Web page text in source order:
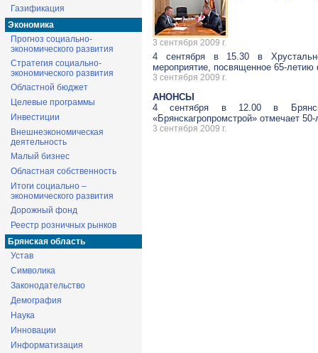
Газификация
Экономика
Прогноз социально-
экономического развития
Стратегия социально-
экономического развития
Областной бюджет
Целевые программы
Инвестиции
Внешнеэкономическая
деятельность
Малый бизнес
Областная собственность
Итоги социально –
экономического развития
Дорожный фонд
Реестр розничных рынков
Брянская область
Устав
Символика
Законодательство
Демография
Наука
Инновации
Информатизация
3 сентября 2009 г.
4 сентября в 15.30 в
мероприятие, посвященное 65-летию
3 сентября 2009 г.
АНОНСЫ
4 сентября в 12.00 в
«Брянскагропромстрой» отмечает 50-
3 сентября 2009 г.